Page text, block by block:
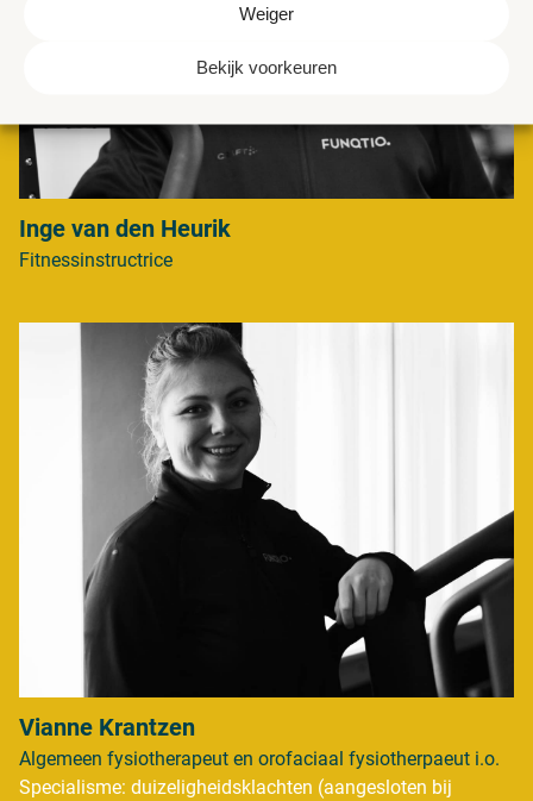
Weiger
Bekijk voorkeuren
Inge van den Heurik
Fitnessinstructrice
Vianne Krantzen
Algemeen fysiotherapeut en orofaciaal fysiotherpaeut i.o.
Specialisme: duizeligheidsklachten (aangesloten bij